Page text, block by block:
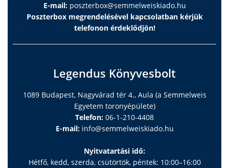
E-mail: poszterbox@semmelweiskiado.hu
Poszterbox megrendelésével kapcsolatban kérjük
telefonon érdeklődjön!
Legendus Könyvesbolt
1089 Budapest, Nagyvárad tér 4., Aula (a Semmelweis
Egyetem toronyépülete)
Telefon: 06-1-210-4408
E-mail: info@semmelweiskiado.hu
Nyitvatartási idő:
Hétfő, kedd, szerda, csütörtök, péntek: 10:00–16:00